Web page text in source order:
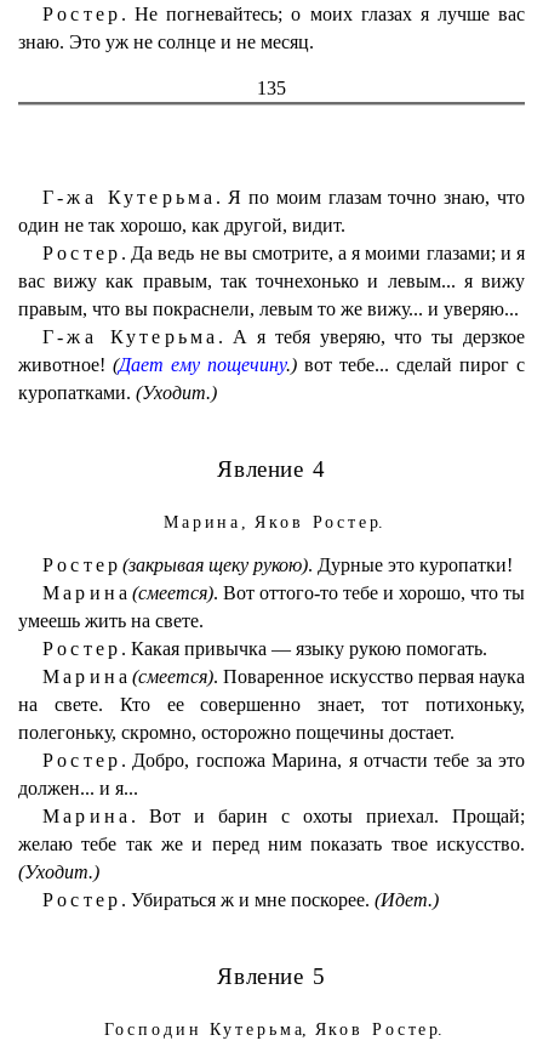
Ростер. Не погневайтесь; о моих глазах я лучше вас
знаю. Это уж не солнце и не месяц.
135
Г-жа Кутерьма. Я по моим глазам точно знаю, что
один не так хорошо, как другой, видит.
Ростер. Да ведь не вы смотрите, а я моими глазами; и я
вас вижу как правым, так точнехонько и левым... я вижу
правым, что вы покраснели, левым то же вижу... и уверяю...
Г-жа Кутерьма. А я тебя уверяю, что ты дерзкое
животное! (Дает ему пощечину.) вот тебе... сделай пирог с
куропатками. (Уходит.)
Явление 4
Марина, Яков Ростер.
Ростер (закрывая щеку рукою). Дурные это куропатки!
Марина (смеется). Вот оттого-то тебе и хорошо, что ты
умеешь жить на свете.
Ростер. Какая привычка — языку рукою помогать.
Марина (смеется). Поваренное искусство первая наука
на свете. Кто ее совершенно знает, тот потихоньку,
полегоньку, скромно, осторожно пощечины достает.
Ростер. Добро, госпожа Марина, я отчасти тебе за это
должен... и я...
Марина. Вот и барин с охоты приехал. Прощай;
желаю тебе так же и перед ним показать твое искусство.
(Уходит.)
Ростер. Убираться ж и мне поскорее.(Идет.)
Явление 5
Господин Кутерьма, Яков Ростер